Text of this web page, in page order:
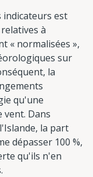
indicateurs est
à
« normalisées »,
sur
la
qu'une
vent. Dans
la part
dépasser 100 %,
qu'ils n'en